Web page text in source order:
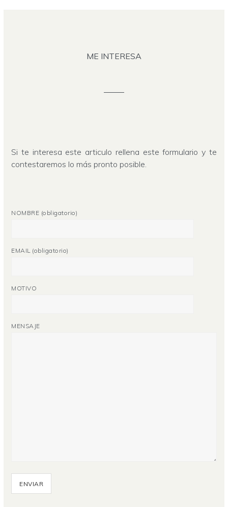
ME INTERESA
Si te interesa este articulo rellena este formulario y te
contestaremos lo más pronto posible.
NOMBRE (obligatorio)
EMAIL (obligatorio)
MOTIVO
MENSAJE